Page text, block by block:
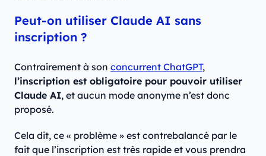
Peut-on utiliser Claude AI sans
inscription ?
Contrairement à son concurrent ChatGPT,
l’inscription est obligatoire pour pouvoir utiliser
Claude AI, et aucun mode anonyme n’est donc
proposé.
Cela dit, ce « problème » est contrebalancé par le
fait que l’inscription est très rapide et vous prendra